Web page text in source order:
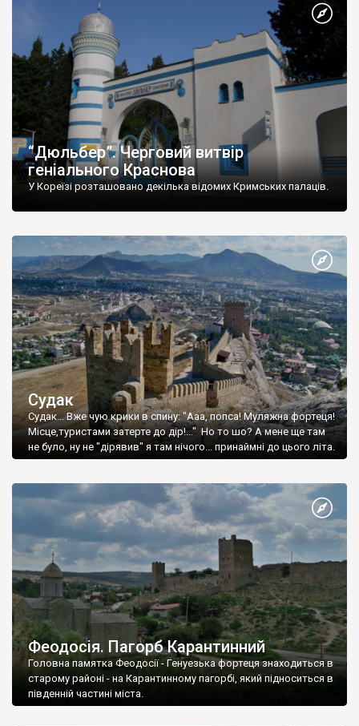
“Дюльбер”. Черговий витвір
геніального Краснова
У Кореїзі розташовано декілька відомих Кримських палаців.
Судак
Судак... Вже чую крики в спину: "Ааа, попса! Муляжна фортеця!
Місце,туристами затерте до дір!..." Но то шо? А мене ще там
не було, ну не "дірявив" я там нічого... принаймні до цього літа.
Феодосія. Пагорб Карантинний
Головна памятка Феодосії - Генуезька фортеця знаходиться в
старому районі - на Карантинному пагорбі, який підноситься в
південній частині міста.